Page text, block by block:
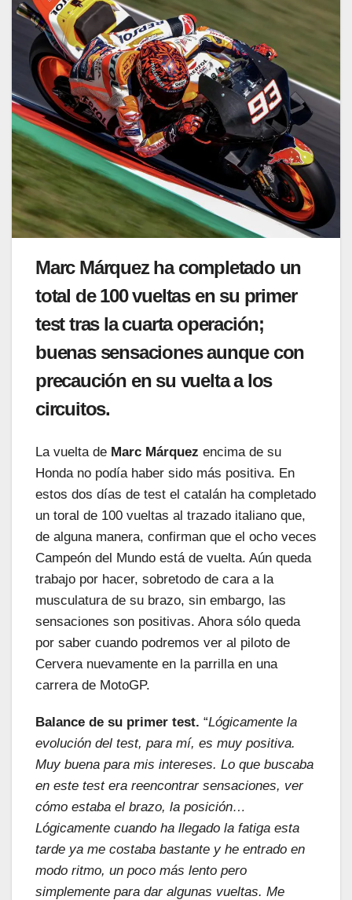
Marc Márquez ha completado un
total de 100 vueltas en su primer
test tras la cuarta operación;
buenas sensaciones aunque con
precaución en su vuelta a los
circuitos.
La vuelta de Marc Márquez encima de su
Honda no podía haber sido más positiva. En
estos dos días de test el catalán ha completado
un toral de 100 vueltas al trazado italiano que,
de alguna manera, confirman que el ocho veces
Campeón del Mundo está de vuelta. Aún queda
trabajo por hacer, sobretodo de cara a la
musculatura de su brazo, sin embargo, las
sensaciones son positivas. Ahora sólo queda
por saber cuando podremos ver al piloto de
Cervera nuevamente en la parrilla en una
carrera de MotoGP.
Balance de su primer test. “Lógicamente la
evolución del test, para mí, es muy positiva.
Muy buena para mis intereses. Lo que buscaba
en este test era reencontrar sensaciones, ver
cómo estaba el brazo, la posición…
Lógicamente cuando ha llegado la fatiga esta
tarde ya me costaba bastante y he entrado en
modo ritmo, un poco más lento pero
simplemente para dar algunas vueltas. Me